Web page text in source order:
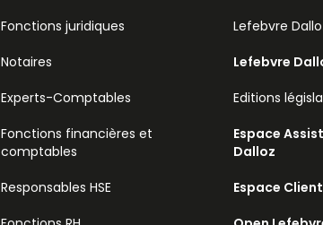
Fonctions juridiques
Notaires
Experts-Comptables
Fonctions financières et
comptables
Responsables HSE
Lefebvre
Lefebvre
Editions
Espace
Dalloz
Espace